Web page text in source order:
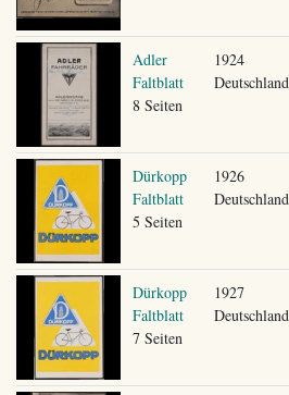
Adler
Faltblatt
8 Seiten
1924
Deutschland
Dürkopp
Faltblatt
5 Seiten
1926
Deutschland
Dürkopp
Faltblatt
7 Seiten
1927
Deutschland